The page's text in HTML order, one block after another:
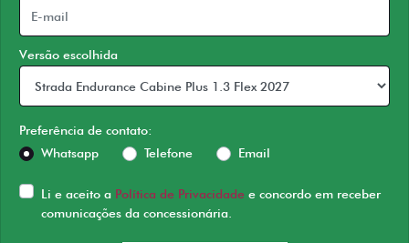
Versão escolhida
Preferência de contato:
Whatsapp
Telefone Email
Li e aceito a Política de Privacidade e concordo em receber
comunicações da concessionária.